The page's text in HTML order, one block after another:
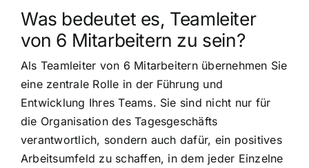
Was bedeutet es, Teamleiter
von 6 Mitarbeitern zu sein?
Als Teamleiter von 6 Mitarbeitern übernehmen Sie
eine zentrale Rolle in der Führung und
Entwicklung Ihres Teams. Sie sind nicht nur für
die Organisation des Tagesgeschäfts
verantwortlich, sondern auch dafür, ein positives
Arbeitsumfeld zu schaffen, in dem jeder Einzelne